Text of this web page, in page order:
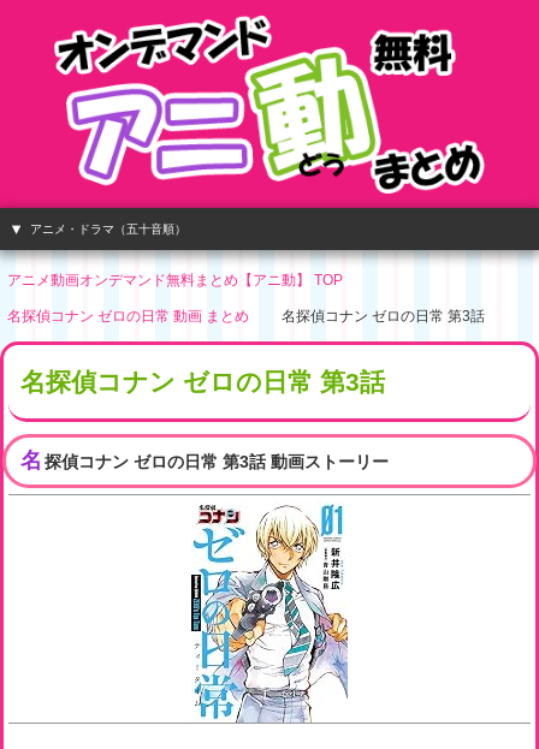
アニメ・ドラマ（五十音順）
アニメ動画オンデマンド無料まとめ【アニ動】 TOP
名探偵コナン ゼロの日常 動画 まとめ 名探偵コナン ゼロの日常 第3話
名探偵コナン ゼロの日常 第3話
名 探偵コナン ゼロの日常 第3話 動画ストーリー